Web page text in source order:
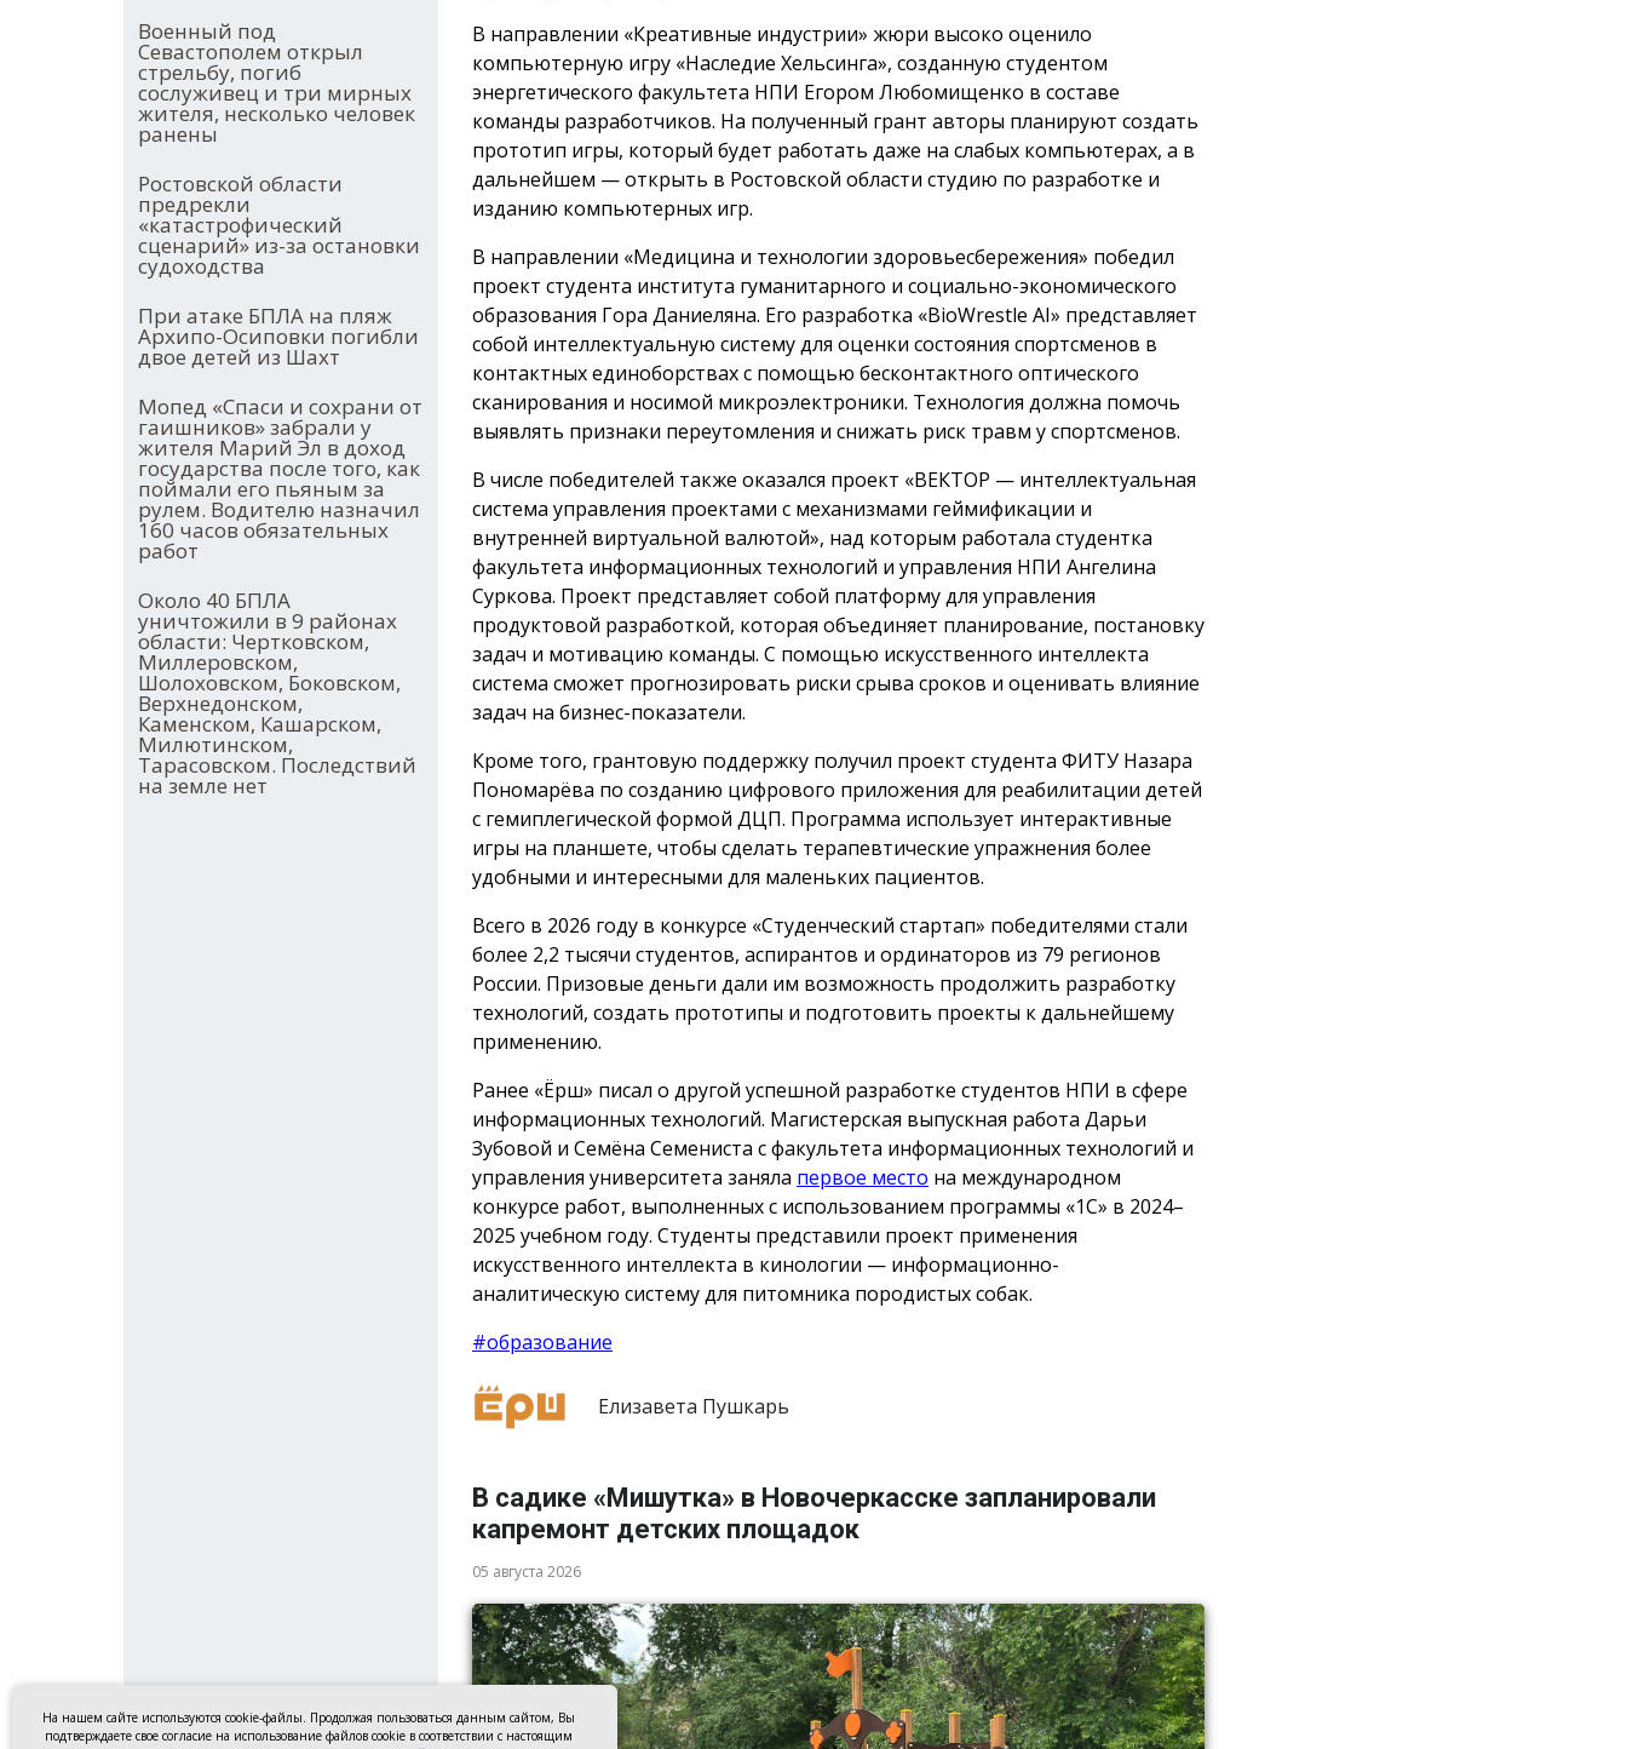
Военный под
Севастополем открыл
стрельбу, погиб
сослуживец и три мирных
жителя, несколько человек
ранены
Ростовской области
предрекли
«катастрофический
сценарий» из-за остановки
судоходства
При атаке БПЛА на пляж
Архипо-Осиповки погибли
двое детей из Шахт
Мопед «Спаси и сохрани от
гаишников» забрали у
жителя Марий Эл в доход
государства после того, как
поймали его пьяным за
рулем. Водителю назначил
160 часов обязательных
работ
Около 40 БПЛА
уничтожили в 9 районах
области: Чертковском,
Миллеровском,
Шолоховском, Боковском,
Верхнедонском,
Каменском, Кашарском,
Милютинском,
Тарасовском. Последствий
на земле нет
В направлении «Креативные индустрии» жюри высоко оценило
компьютерную игру «Наследие Хельсинга», созданную студентом
энергетического факультета НПИ Егором Любомищенко в составе
команды разработчиков. На полученный грант авторы планируют создать
прототип игры, который будет работать даже на слабых компьютерах, а в
дальнейшем — открыть в Ростовской области студию по разработке и
изданию компьютерных игр.
В направлении «Медицина и технологии здоровьесбережения» победил
проект студента института гуманитарного и социально-экономического
образования Гора Даниеляна. Его разработка «BioWrestle AI» представляет
собой интеллектуальную систему для оценки состояния спортсменов в
контактных единоборствах с помощью бесконтактного оптического
сканирования и носимой микроэлектроники. Технология должна помочь
выявлять признаки переутомления и снижать риск травм у спортсменов.
В числе победителей также оказался проект «ВЕКТОР — интеллектуальная
система управления проектами с механизмами геймификации и
внутренней виртуальной валютой», над которым работала студентка
факультета информационных технологий и управления НПИ Ангелина
Суркова. Проект представляет собой платформу для управления
продуктовой разработкой, которая объединяет планирование, постановку
задач и мотивацию команды. С помощью искусственного интеллекта
система сможет прогнозировать риски срыва сроков и оценивать влияние
задач на бизнес-показатели.
Кроме того, грантовую поддержку получил проект студента ФИТУ Назара
Пономарёва по созданию цифрового приложения для реабилитации детей
с гемиплегической формой ДЦП. Программа использует интерактивные
игры на планшете, чтобы сделать терапевтические упражнения более
удобными и интересными для маленьких пациентов.
Всего в 2026 году в конкурсе «Студенческий стартап» победителями стали
более 2,2 тысячи студентов, аспирантов и ординаторов из 79 регионов
России. Призовые деньги дали им возможность продолжить разработку
технологий, создать прототипы и подготовить проекты к дальнейшему
применению.
Ранее «Ёрш» писал о другой успешной разработке студентов НПИ в сфере
информационных технологий. Магистерская выпускная работа Дарьи
Зубовой и Семёна Семениста с факультета информационных технологий и
управления университета заняла первое место на международном
конкурсе работ, выполненных с использованием программы «1С» в 2024–
2025 учебном году. Студенты представили проект применения
искусственного интеллекта в кинологии — информационно-
аналитическую систему для питомника породистых собак.
#образование
Елизавета Пушкарь
В садике «Мишутка» в Новочеркасске запланировали
капремонт детских площадок
05 августа 2026
На нашем сайте используются cookie-файлы. Продолжая пользоваться данным сайтом, Вы
подтверждаете свое согласие на использование файлов cookie в соответствии с настоящим